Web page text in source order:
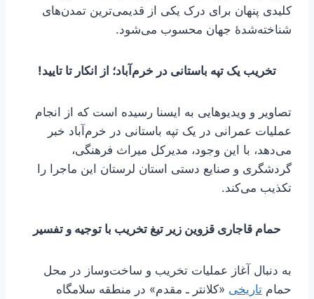
کلیدی پنهان برای درک یکی از قدیمی‌ترین تمدن‌های
شناخته‌شدهٔ جهان محسوب می‌شود.
تخریب یک تپه باستانی در خرم‌آباد؛ از انکار تا تایید!
تصاویر و ویدیوهایی به ایسنا رسیده است که از انجام
عملیات عمرانی در یک تپه باستانی در خرم‌آباد خبر
می‌دهد، با این وجود، مدیرکل میراث فرهنگی،
گردشگری و صنایع دستی استان لرستان این ماجرا را
تکذیب می‌کند.
حمام قاجاری قزوین زیر تیغ تخریب با توجیه و تفسیر
به دنبال آغاز عملیات تخریب و ساخت‌وساز در محل
حمام تاریخی «کلانتر ـ مقدم» در منطقه سلامگاه